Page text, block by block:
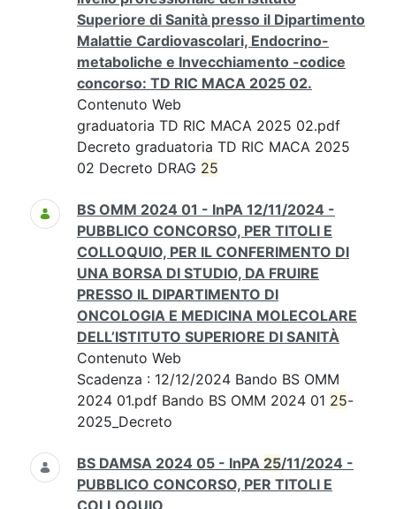
Superiore di Sanità presso il Dipartimento
Malattie Cardiovascolari, Endocrino-
metaboliche e Invecchiamento -codice
concorso: TD RIC MACA 2025 02.
Contenuto Web
graduatoria TD RIC MACA 2025 02.pdf
Decreto graduatoria TD RIC MACA 2025
02 Decreto DRAG 25
BS OMM 2024 01 - InPA 12/11/2024 -
PUBBLICO CONCORSO, PER TITOLI E
COLLOQUIO, PER IL CONFERIMENTO DI
UNA BORSA DI STUDIO, DA FRUIRE
PRESSO IL DIPARTIMENTO DI
ONCOLOGIA E MEDICINA MOLECOLARE
DELL’ISTITUTO SUPERIORE DI SANITÀ
Contenuto Web
Scadenza : 12/12/2024 Bando BS OMM
2024 01.pdf Bando BS OMM 2024 01 25-
2025_Decreto
BS DAMSA 2024 05 - InPA 25/11/2024 -
PUBBLICO CONCORSO, PER TITOLI E
COLLOQUIO,